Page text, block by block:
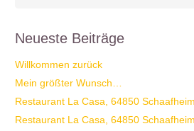
Neueste Beiträge
Willkommen zurück
Mein größter Wunsch…
Restaurant La Casa, 64850 Schaafheim
Restaurant La Casa, 64850 Schaafheim